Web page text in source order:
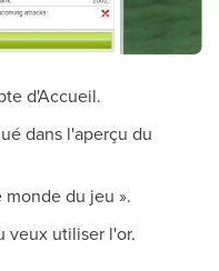
d'Accueil.
dans l'aperçu du
monde du jeu ».
veux utiliser l'or.